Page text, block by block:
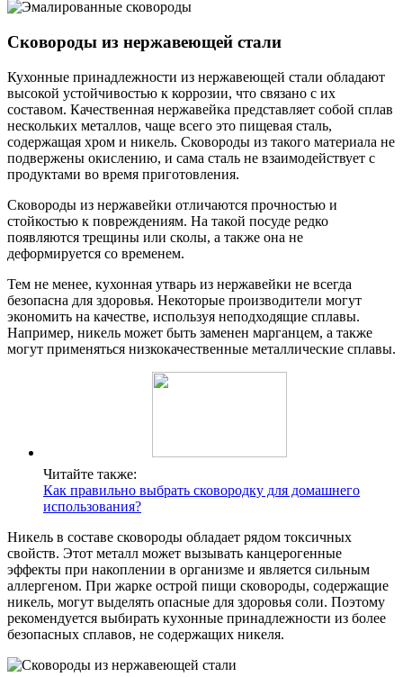
Сковороды из нержавеющей стали
Кухонные принадлежности из нержавеющей стали обладают
высокой устойчивостью к коррозии, что связано с их
составом. Качественная нержавейка представляет собой сплав
нескольких металлов, чаще всего это пищевая сталь,
содержащая хром и никель. Сковороды из такого материала не
подвержены окислению, и сама сталь не взаимодействует с
продуктами во время приготовления.
Сковороды из нержавейки отличаются прочностью и
стойкостью к повреждениям. На такой посуде редко
появляются трещины или сколы, а также она не
деформируется со временем.
Тем не менее, кухонная утварь из нержавейки не всегда
безопасна для здоровья. Некоторые производители могут
экономить на качестве, используя неподходящие сплавы.
Например, никель может быть заменен марганцем, а также
могут применяться низкокачественные металлические сплавы.
Читайте также:
Как правильно выбрать сковородку для домашнего
использования?
Никель в составе сковороды обладает рядом токсичных
свойств. Этот металл может вызывать канцерогенные
эффекты при накоплении в организме и является сильным
аллергеном. При жарке острой пищи сковороды, содержащие
никель, могут выделять опасные для здоровья соли. Поэтому
рекомендуется выбирать кухонные принадлежности из более
безопасных сплавов, не содержащих никеля.